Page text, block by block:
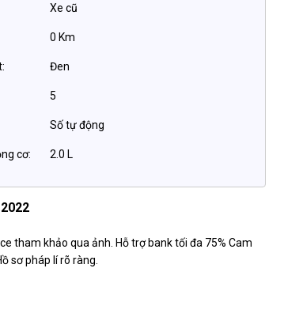
Xe cũ
0 Km
Đen
5
Số tự động
cơ: 2.0 L
tham khảo qua ảnh. Hỗ trợ bank tối đa 75% Cam
sơ pháp lí rõ ràng.